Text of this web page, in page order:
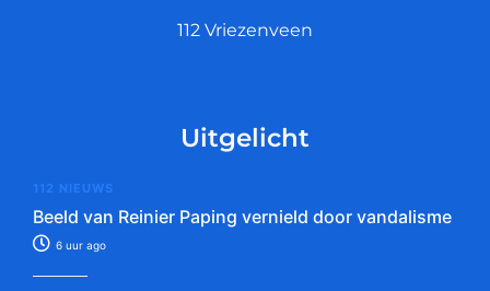
112 Vriezenveen
Uitgelicht
112 NIEUWS
Beeld van Reinier Paping vernield door vandalisme
6 uur ago